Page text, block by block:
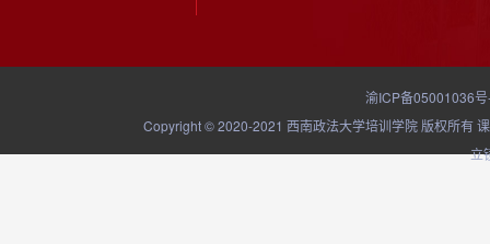
渝ICP备05001036
Copyright © 2020-2021 西南政法大学培训学院 版权所有
立